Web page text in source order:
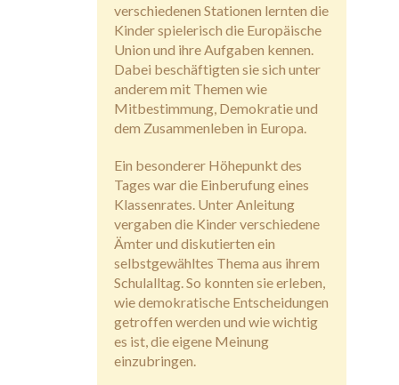
verschiedenen Stationen lernten die
Kinder spielerisch die Europäische
Union und ihre Aufgaben kennen.
Dabei beschäftigten sie sich unter
anderem mit Themen wie
Mitbestimmung, Demokratie und
dem Zusammenleben in Europa.
Ein besonderer Höhepunkt des
Tages war die Einberufung eines
Klassenrates. Unter Anleitung
vergaben die Kinder verschiedene
Ämter und diskutierten ein
selbstgewähltes Thema aus ihrem
Schulalltag. So konnten sie erleben,
wie demokratische Entscheidungen
getroffen werden und wie wichtig
es ist, die eigene Meinung
einzubringen.